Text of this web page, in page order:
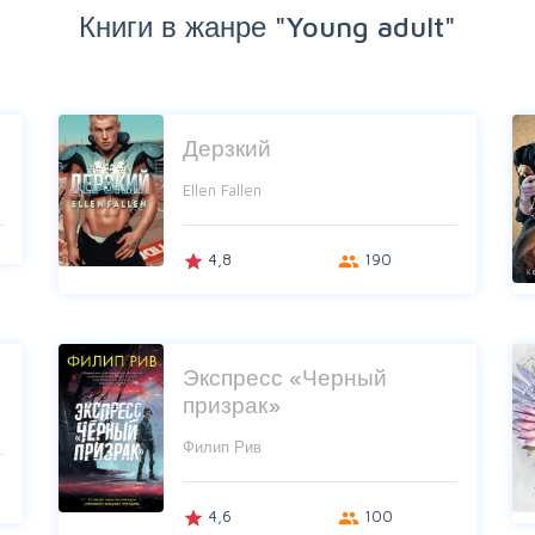
Книги в жанре "Young adult"
Дерзкий
Ellen Fallen
grade 4,8 group 190
Экспресс «Черный
призрак»
Филип Рив
grade 4,6 group 100